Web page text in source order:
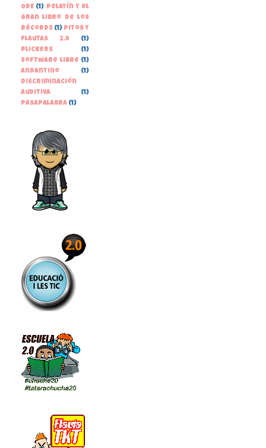
ODE (1)
Pelayín y el
gran libro de los
récords (1) Pitos y
Flautas 2.0
(1)
Plickers
(1)
Software libre (1)
andantino
(1)
discriminación
auditiva
(1)
pasapalabra (1)